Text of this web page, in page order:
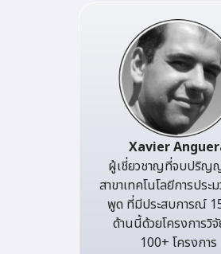
Xavier
ผู้เชี่ยวชาญที่จบปริญ
สาขาเทคโนโลยีการประ
พูด ที่มีประสบการณ์
ด้านนี้ด้วยโครงการวิ
100+ โครงการ